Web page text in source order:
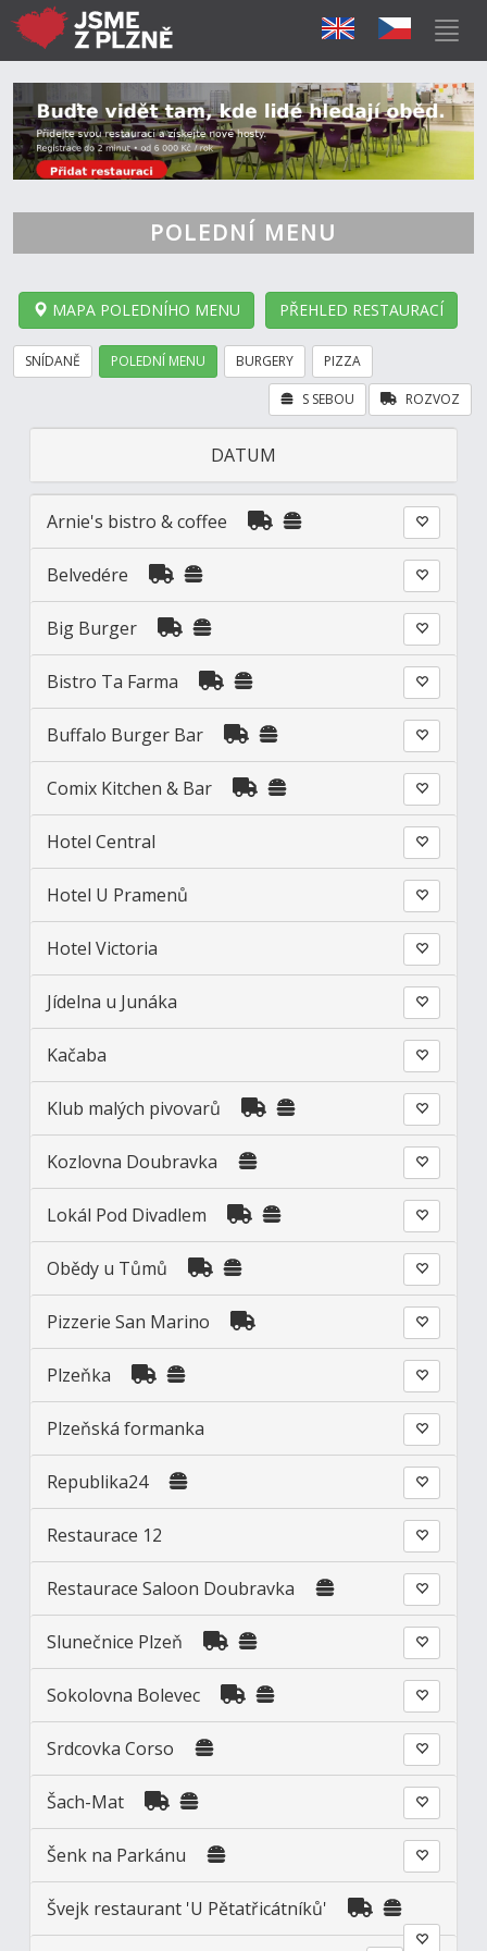
POLEDNÍ MENU
MAPA POLEDNÍHO MENU PŘEHLED RESTAURACÍ
SNÍDANĚ POLEDNÍ MENU BURGERY PIZZA
ROZVOZ
S SEBOU
DATUM
Arnie's bistro & coffee
Belvedére
Big Burger
Bistro Ta Farma
Buffalo Burger Bar
Comix Kitchen & Bar
Hotel Central
Hotel U Pramenů
Hotel Victoria
Jídelna u Junáka
Kačaba
Klub malých pivovarů
Kozlovna Doubravka
Lokál Pod Divadlem
Obědy u Tůmů
Pizzerie San Marino
Plzeňka
Plzeňská formanka
Republika24
Restaurace 12
Restaurace Saloon Doubravka
Slunečnice Plzeň
Sokolovna Bolevec
Srdcovka Corso
Šach-Mat
Šenk na Parkánu
Švejk restaurant 'U Pětatřicátníků'